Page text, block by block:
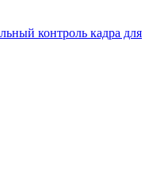
контроль кадра для